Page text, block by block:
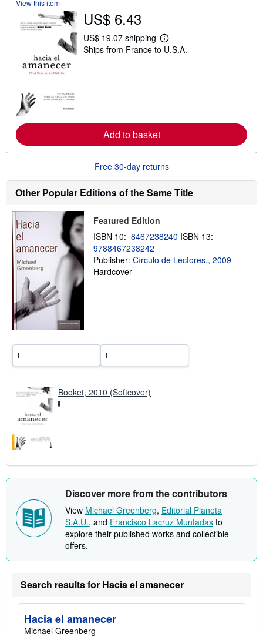
View this item
US$ 6.43
US$ 19.07 shipping
L
e
u
t
s
i
p
r
e
Ships from France to U.S.A.
Add to basket
Free 30-day returns
Other Popular Editions of the Same Title
Featured Edition
ISBN 10: 8467238240 ISBN 13:
9788467238242
Publisher: Círculo de Lectores., 2009
Hardcover
Booket, 2010 (Softcover)
Discover more from the contributors
View Michael Greenberg, Editorial Planeta
S.A.U., and Francisco Lacruz Muntadas to
explore their published works and collectible
offers.
Search results for Hacia el amanecer
Hacia el amanecer
Michael Greenberg